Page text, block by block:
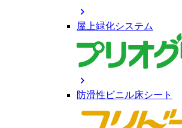
chevron_right
屋上緑化システム
chevron_right
防滑性ビニル床シート